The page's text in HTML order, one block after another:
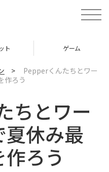
t
o
v
ト ゲーム
>
Pepperくんたちとワー
作ろう
ちとワー
休み最
ろう